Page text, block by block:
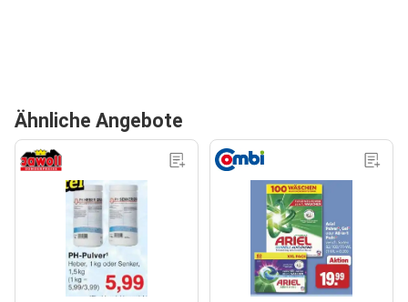
Ähnliche Angebote